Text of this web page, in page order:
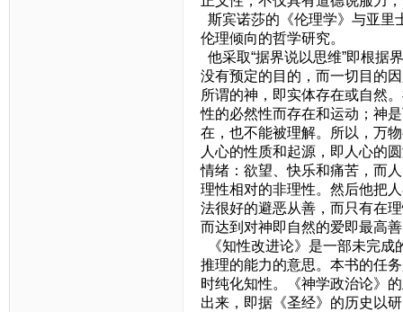
斯宾诺莎的《伦理学》与亚里
伦理倾向的哲学研究。
他采取“据界说以思维”即根据
没有预定的目的，而一切目的
所谓的神，即实体存在或自然
性的必然性而存在和运动；神
在，也不能被理解。所以，万
人心的性质和起源，即人心的
情绪：欲望、快乐和痛苦，而
理性相对的非理性。然后他把
法很好的避恶从善，而只有在
而达到对神即自然的爱即最高
《知性改进论》是一部未完成
推理的能力的意思。本书的任
时纯化知性。《神学政治论》
出来，即据《圣经》的历史以